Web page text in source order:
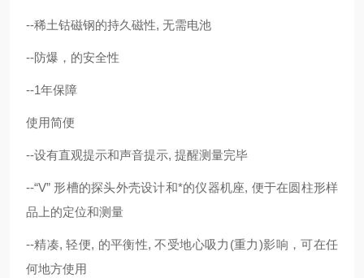
--稀土钴磁钢的持久磁性, 无需电池
--防爆，的安全性
--1年保障
使用简便
--设有直观提示和声音提示, 提醒测量完毕
--“V” 形槽的探头外壳设计和*的仪器机座, 便于在圆柱形样
品上的定位和测量
--精凑, 轻便, 的平衡性, 不受地心吸力(重力)影响，可在任
何地方使用